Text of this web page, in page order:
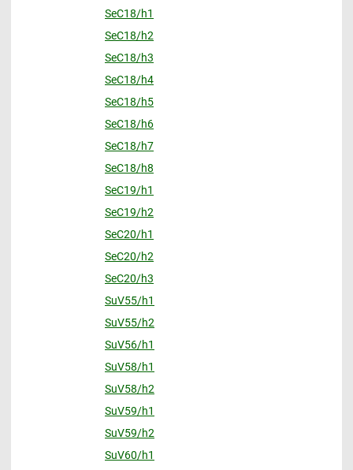
SeC18/h1
SeC18/h2
SeC18/h3
SeC18/h4
SeC18/h5
SeC18/h6
SeC18/h7
SeC18/h8
SeC19/h1
SeC19/h2
SeC20/h1
SeC20/h2
SeC20/h3
SuV55/h1
SuV55/h2
SuV56/h1
SuV58/h1
SuV58/h2
SuV59/h1
SuV59/h2
SuV60/h1